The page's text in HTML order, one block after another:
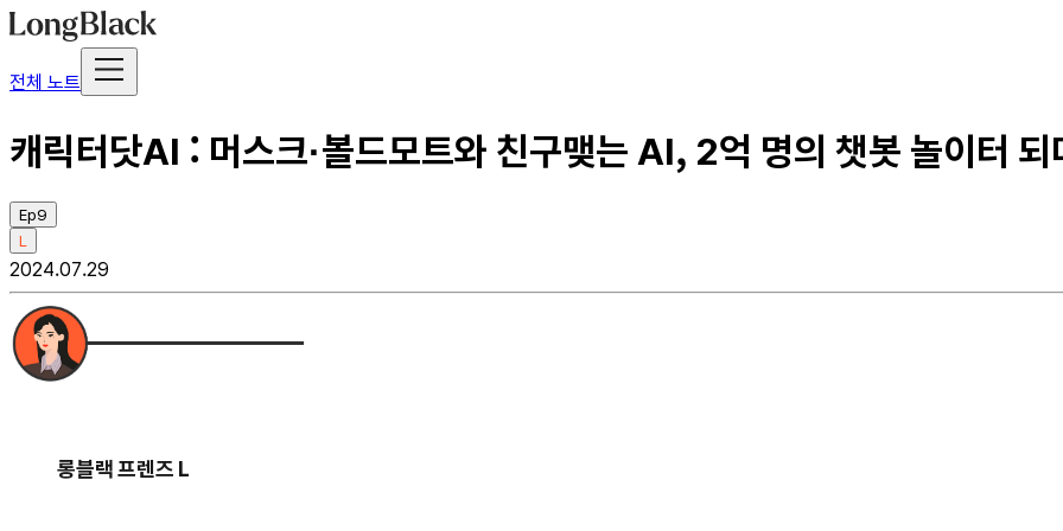
전체 노트
캐릭터닷AI : 머스크·볼드모트와 친구맺는 AI, 2억 명의 챗봇 놀이터 되
Ep9
L
2024.07.29
롱블랙 프렌즈 L